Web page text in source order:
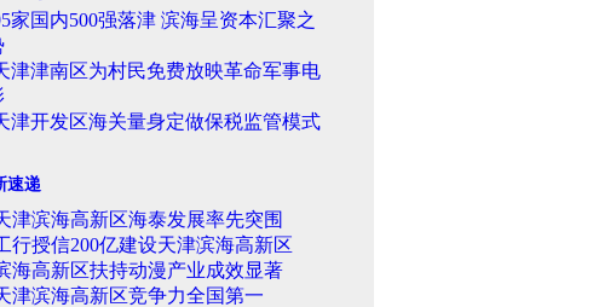
家国内500强落津 滨海呈资本汇聚之
津津南区为村民免费放映革命军事电
津开发区海关量身定做保税监管模式
速递
津滨海高新区海泰发展率先突围
行授信200亿建设天津滨海高新区
海高新区扶持动漫产业成效显著
津滨海高新区竞争力全国第一